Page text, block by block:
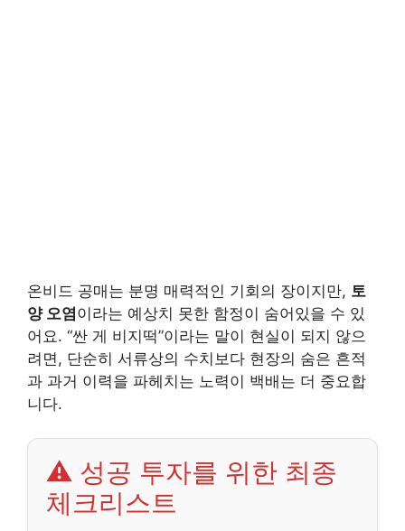
온비드 공매는 분명 매력적인 기회의 장이지만, 토
양 오염이라는 예상치 못한 함정이 숨어있을 수 있
어요. “싼 게 비지떡”이라는 말이 현실이 되지 않으
려면, 단순히 서류상의 수치보다 현장의 숨은 흔적
과 과거 이력을 파헤치는 노력이 백배는 더 중요합
니다.
⚠️ 성공 투자를 위한 최종
체크리스트